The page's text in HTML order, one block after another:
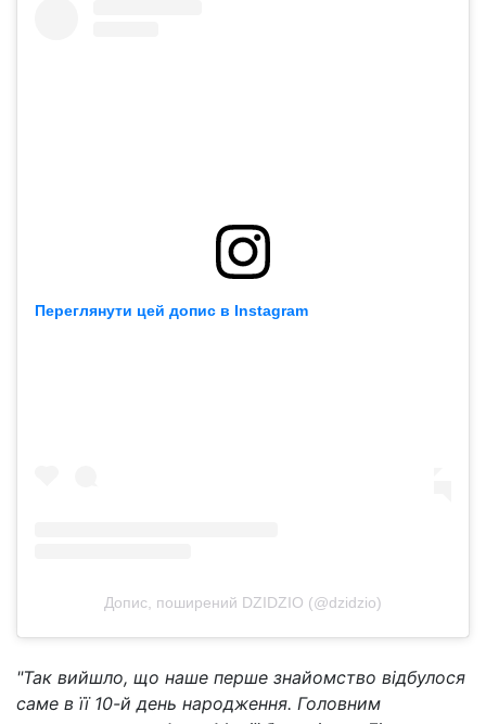
Переглянути цей допис в Instagram
Допис, поширений DZIDZIO (@dzidzio)
"Так вийшло, що наше перше знайомство відбулося
саме в її 10-й день народження. Головним